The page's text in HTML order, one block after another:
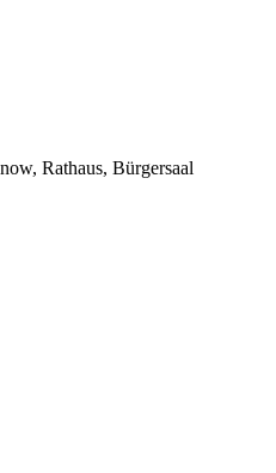
Rathaus, Bürgersaal